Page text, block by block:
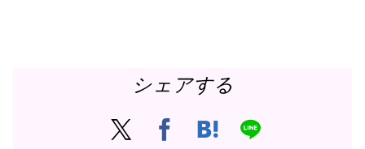
シェアする